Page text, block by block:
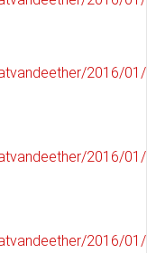
2016/
2016/
2016/